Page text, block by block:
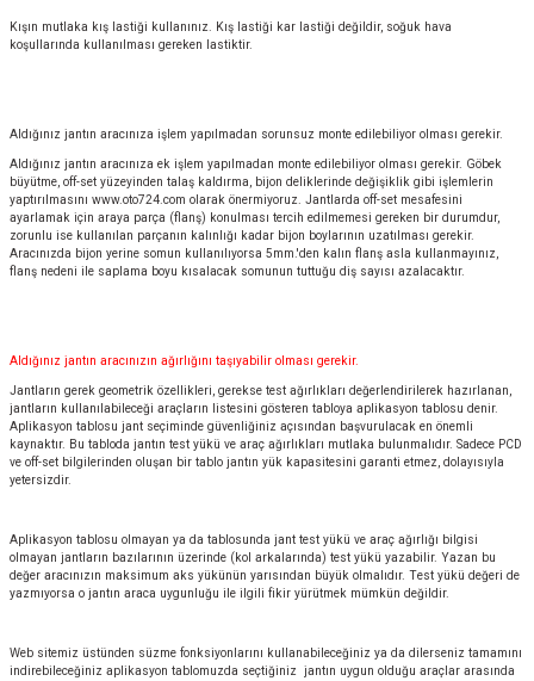
Kışın mutlaka kış lastiği kullanınız. Kış lastiği kar lastiği değildir, soğuk hava
koşullarında kullanılması gereken lastiktir.
Aldığınız jantın aracınıza işlem yapılmadan sorunsuz monte edilebiliyor olması gerekir.
Aldığınız jantın aracınıza ek işlem yapılmadan monte edilebiliyor olması gerekir. Göbek
büyütme, off-set yüzeyinden talaş kaldırma, bijon deliklerinde değişiklik gibi işlemlerin
yaptırılmasını www.oto724.com olarak önermiyoruz. Jantlarda off-set mesafesini
ayarlamak için araya parça (flanş) konulması tercih edilmemesi gereken bir durumdur,
zorunlu ise kullanılan parçanın kalınlığı kadar bijon boylarının uzatılması gerekir.
Aracınızda bijon yerine somun kullanılıyorsa 5mm.'den kalın flanş asla kullanmayınız,
flanş nedeni ile saplama boyu kısalacak somunun tuttuğu diş sayısı azalacaktır.
Aldığınız jantın aracınızın ağırlığını taşıyabilir olması gerekir.
Jantların gerek geometrik özellikleri, gerekse test ağırlıkları değerlendirilerek hazırlanan,
jantların kullanılabileceği araçların listesini gösteren tabloya aplikasyon tablosu denir.
Aplikasyon tablosu jant seçiminde güvenliğiniz açısından başvurulacak en önemli
kaynaktır. Bu tabloda jantın test yükü ve araç ağırlıkları mutlaka bulunmalıdır. Sadece PCD
ve off-set bilgilerinden oluşan bir tablo jantın yük kapasitesini garanti etmez, dolayısıyla
yetersizdir.
Aplikasyon tablosu olmayan ya da tablosunda jant test yükü ve araç ağırlığı bilgisi
olmayan jantların bazılarının üzerinde (kol arkalarında) test yükü yazabilir. Yazan bu
değer aracınızın maksimum aks yükünün yarısından büyük olmalıdır. Test yükü değeri de
yazmıyorsa o jantın araca uygunluğu ile ilgili fikir yürütmek mümkün değildir.
Web sitemiz üstünden süzme fonksiyonlarını kullanabileceğiniz ya da dilerseniz tamamını
indirebileceğiniz aplikasyon tablomuzda seçtiğiniz jantın uygun olduğu araçlar arasında